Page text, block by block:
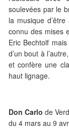
soulevées par le
la musique
connu des mises
Eric Bechtolf
d’un bout à
et confère une
haut lignage.
Don Carlo de
du 4 mars au 9